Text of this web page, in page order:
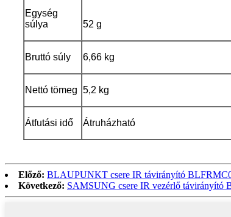
Egység
súlya
52 g
Bruttó súly 6,66 kg
Nettó tömeg 5,2 kg
Átfutási idő Átruházható
Előző: BLAUPUNKT csere IR távirányító
Következő: SAMSUNG csere IR vezérlő távirányító